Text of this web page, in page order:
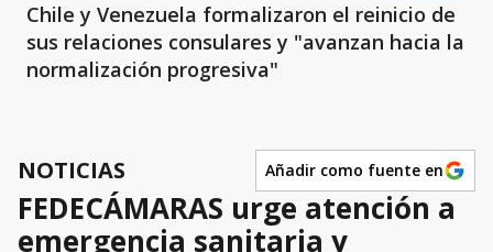
Chile y Venezuela formalizaron el reinicio de
sus relaciones consulares y "avanzan hacia la
normalización progresiva"
NOTICIAS Añadir como fuente en
FEDECÁMARAS urge atención a
emergencia sanitaria y